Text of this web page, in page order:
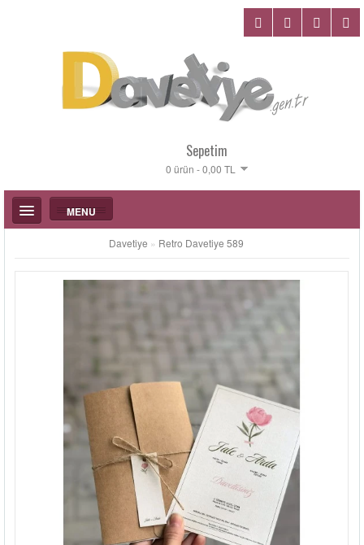
Sepetim
0 ürün - 0,00 TL
MENU
LÜKS DAVETIYELER
NIKAH ŞEKERLERI
SIKÇA SORULANLAR
Davetiye » Retro Davetiye 589